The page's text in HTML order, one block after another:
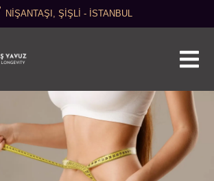
NİŞANTAŞI, ŞİŞLİ - İSTANBUL